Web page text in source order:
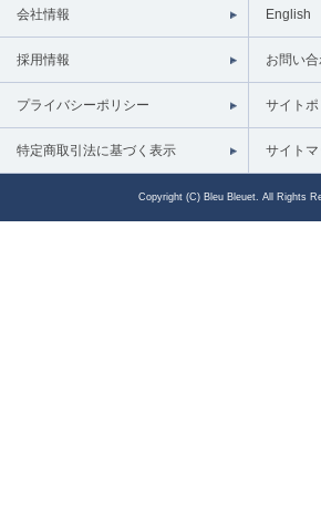
会社情報 English
採用情報 お問い
プライバシーポリシー サイト
特定商取引法に基づく表示 サイト
Copyright (C) Bleu Bleuet. All Rights